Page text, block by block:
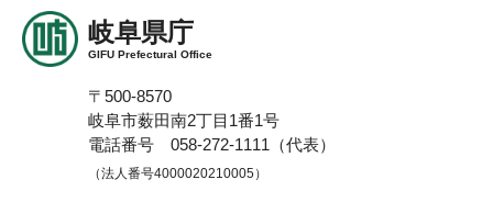
岐阜県庁
GIFU Prefectural Office
〒500-8570
岐阜市薮田南2丁目1番1号
電話番号 058-272-1111（代表）
（法人番号4000020210005）